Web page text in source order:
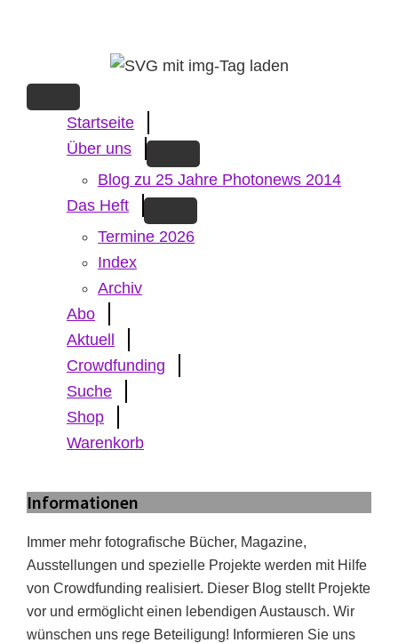
content
Startseite
Über uns
Blog zu 25 Jahre Photonews 2014
Das Heft
Termine 2026
Index
Archiv
Abo
Aktuell
Crowdfunding
Suche
Shop
Warenkorb
Informationen
Immer mehr fotografische Bücher, Magazine,
Ausstellungen und spezielle Projekte werden mit Hilfe
von Crowdfunding realisiert. Dieser Blog stellt Projekte
vor und ermöglicht einen lebendigen Austausch. Wir
wünschen uns rege Beteiligung! Informieren Sie uns